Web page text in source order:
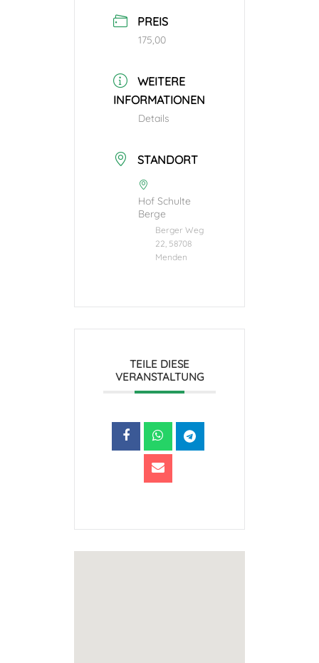
PREIS
175,00
WEITERE
INFORMATIONEN
Details
STANDORT
Hof Schulte
Berge
Berger Weg
22, 58708
Menden
TEILE DIESE
VERANSTALTUNG